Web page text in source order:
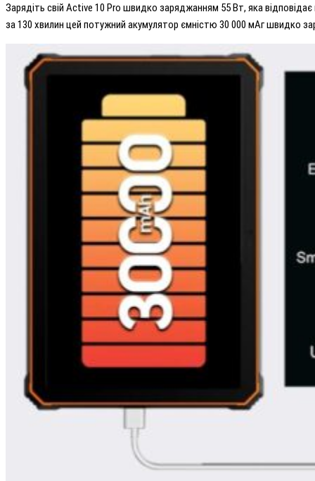
Зарядіть свій Active 10 Pro швидко заряджанням 55 Вт, яка
за 130 хвилин цей потужний акумулятор ємністю 30 000 мАг швидко